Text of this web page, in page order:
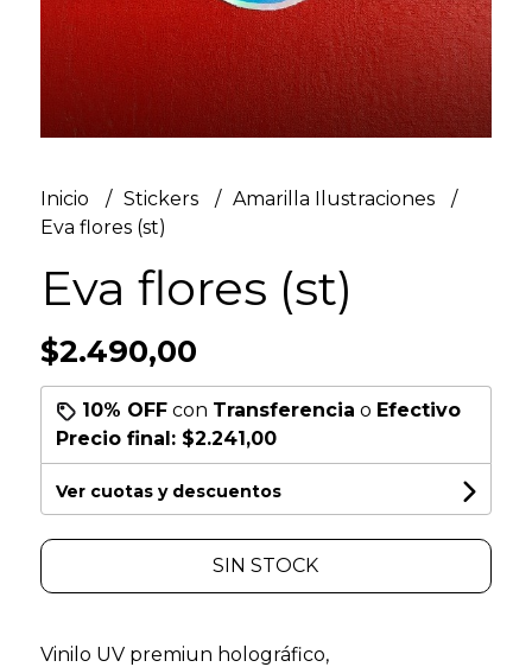
Inicio Stickers
Amarilla Ilustraciones
Eva flores (st)
Eva flores (st)
$2.490,00
10% OFFcon Transferencia o Efectivo
Precio final: $2.241,00
Ver cuotas y descuentos
SIN STOCK
Vinilo UV premiun holográfico,